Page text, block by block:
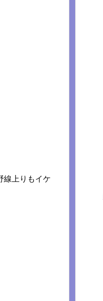
線上りもイケ